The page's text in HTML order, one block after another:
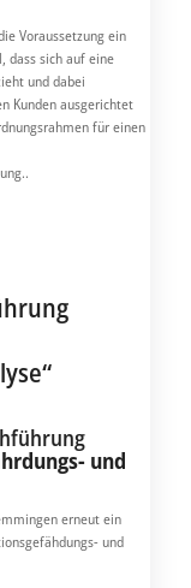
Voraussetzung ein
dass sich auf eine
und dabei
Kunden ausgerichtet
für einen
und
erneut ein
und